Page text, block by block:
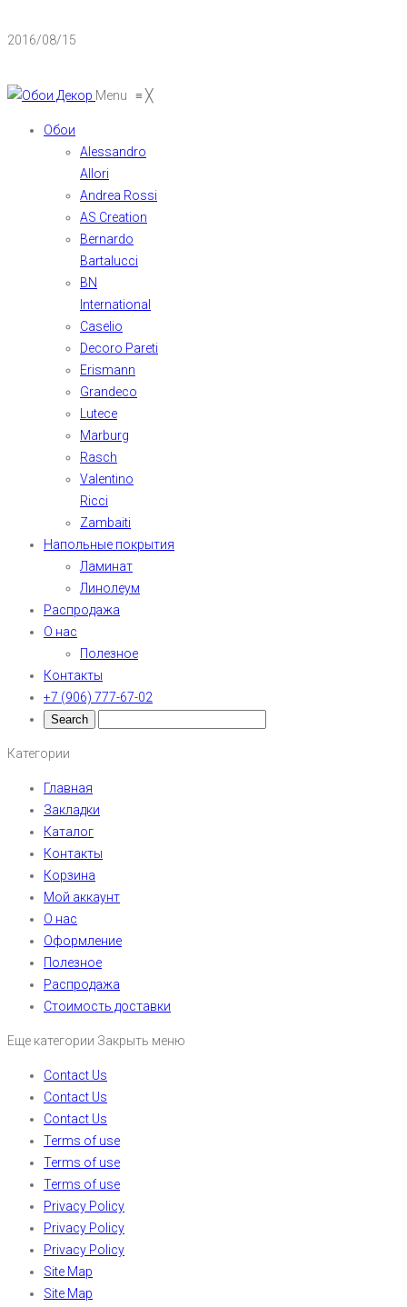
2016/08/15
Menu ≡╳
Обои
Alessandro
Allori
Andrea Rossi
AS Creation
Bernardo
Bartalucci
BN
International
Caselio
Decoro Pareti
Erismann
Grandeco
Lutece
Marburg
Rasch
Valentino
Ricci
Zambaiti
Напольные покрытия
Ламинат
Линолеум
Распродажа
О нас
Полезное
Контакты
+7 (906) 777-67-02
Категории
Главная
Закладки
Каталог
Контакты
Корзина
Мой аккаунт
О нас
Оформление
Полезное
Распродажа
Стоимость доставки
Еще категории Закрыть меню
Contact Us
Contact Us
Contact Us
Terms of use
Terms of use
Terms of use
Privacy Policy
Privacy Policy
Privacy Policy
Site Map
Site Map